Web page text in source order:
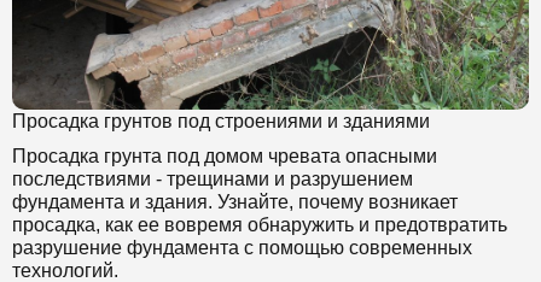
Просадка грунтов под строениями и зданиями
Просадка грунта под домом чревата опасными
последствиями - трещинами и разрушением
фундамента и здания. Узнайте, почему возникает
просадка, как ее вовремя обнаружить и предотвратить
разрушение фундамента с помощью современных
технологий.